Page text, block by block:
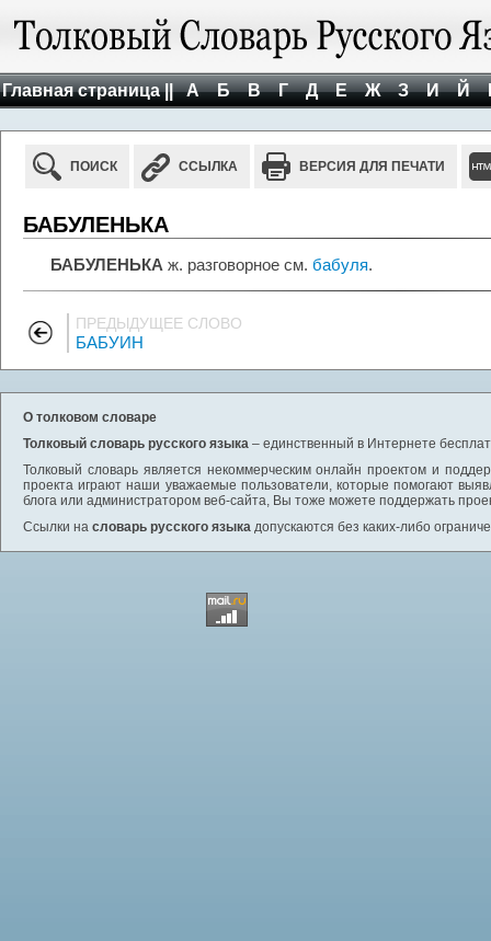
Главная страница || А Б В Г Д Е Ж З И Й
ПОИСК ССЫЛКА ВЕРСИЯ ДЛЯ ПЕЧАТИ
БАБУЛЕНЬКА
БАБУЛЕНЬКА ж. разговорное см. бабуля.
ПРЕДЫДУЩЕЕ СЛОВО
БАБУИН
О толковом словаре
Толковый словарь русского языка – единственный в Интернете
Толковый словарь является некоммерческим онлайн проектом и
проекта играют наши уважаемые пользователи, которые помогают
блога или администратором веб-сайта, Вы тоже можете поддержать
Ссылки на словарь русского языка допускаются без каких-либо